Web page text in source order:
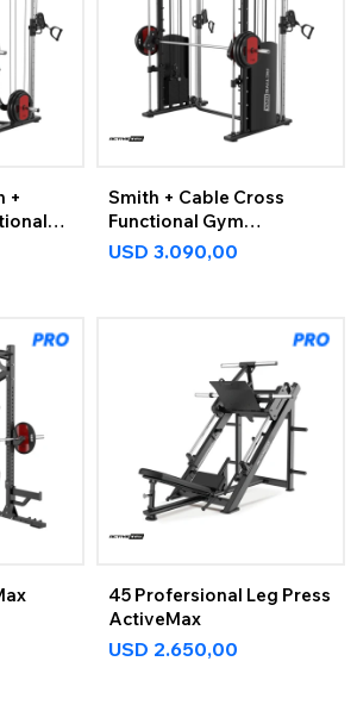
+
Smith + Cable Cross
Functional Gym
ActiveMax
USD 3.090,00
45 Profersional Leg Press
ActiveMax
USD 2.650,00